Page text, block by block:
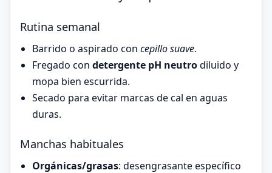
Rutina semanal
Barrido o aspirado con cepillo suave.
Fregado con detergente pH neutrodiluido y
mopa bien escurrida.
Secado para evitar marcas de cal en aguas
duras.
Manchas habituales
Orgánicas/grasas: desengrasante específico